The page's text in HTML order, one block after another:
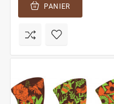
PANIER